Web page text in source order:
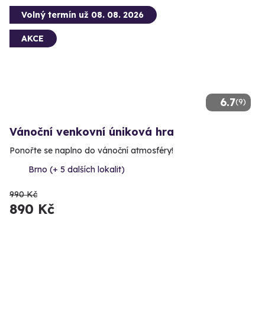
6.7(9)
Volný termín už 08. 08. 2026
AKCE
Vánoční venkovní úniková hra
Ponořte se naplno do vánoční atmosféry!
Brno (+ 5 dalších lokalit)
990 Kč
890 Kč